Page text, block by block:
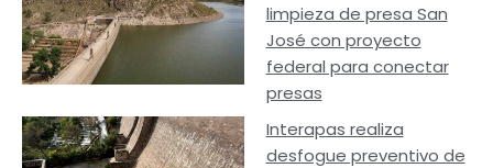
limpieza de presa San
José con proyecto
federal para conectar
presas
Interapas realiza
desfogue preventivo de